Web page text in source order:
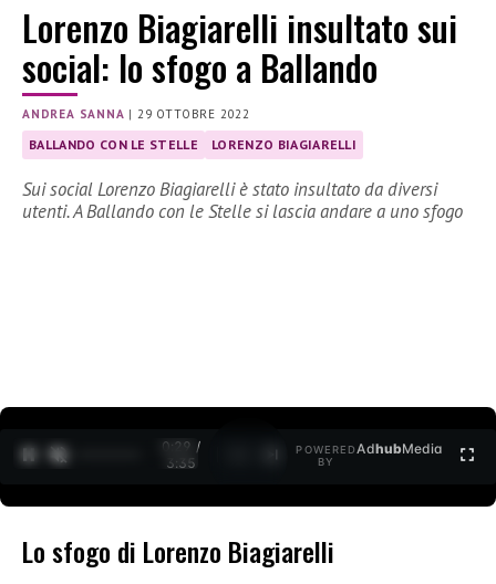
Lorenzo Biagiarelli insultato sui
social: lo sfogo a Ballando
ANDREA SANNA |29 OTTOBRE 2022
BALLANDO CON LE STELLE LORENZO BIAGIARELLI
Sui social Lorenzo Biagiarelli è stato insultato da diversi
utenti. A Ballando con le Stelle si lascia andare a uno sfogo
0:30 /
3:35
POWERED
BY
AdhubMedia
Lo sfogo di Lorenzo Biagiarelli